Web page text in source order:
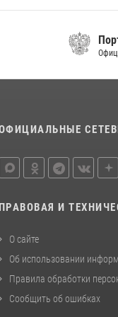
21 июля
ПРАВОВАЯ И
О сайте
Об использовании
Правила обработки
Сообщить об ошибках